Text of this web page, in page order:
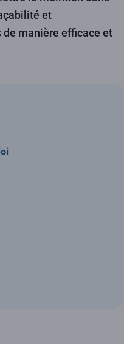
et
manière efficace et